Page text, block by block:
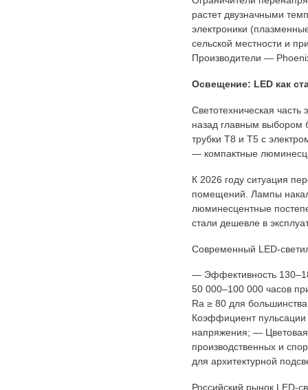
растет двузначными
электроники
сельской местности и
Производители —
Освещение: LED как
Светотехническая
назад главным
трубки T8 и T5 с
— компактные
К 2026 году ситуация
помещений. Лампы
люминесцентные
стали дешевле в
Современный LED-
— Эффективность
50 000–100 000 часов
Ra ≥ 80 для
Коэффициент пульсации
напряжения; —
производственных и
для архитектурной
Российский рынок LED-